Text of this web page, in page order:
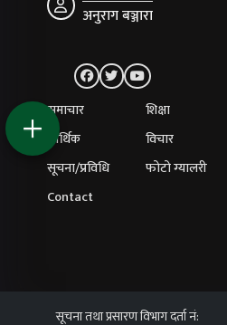
अनुराग बञ्जारा
समाचार
शिक्षा
आर्थिक
विचार
सूचना/प्रविधि
फोटो ग्यालरी
Contact
सूचना तथा प्रसारण विभाग दर्ता नं: